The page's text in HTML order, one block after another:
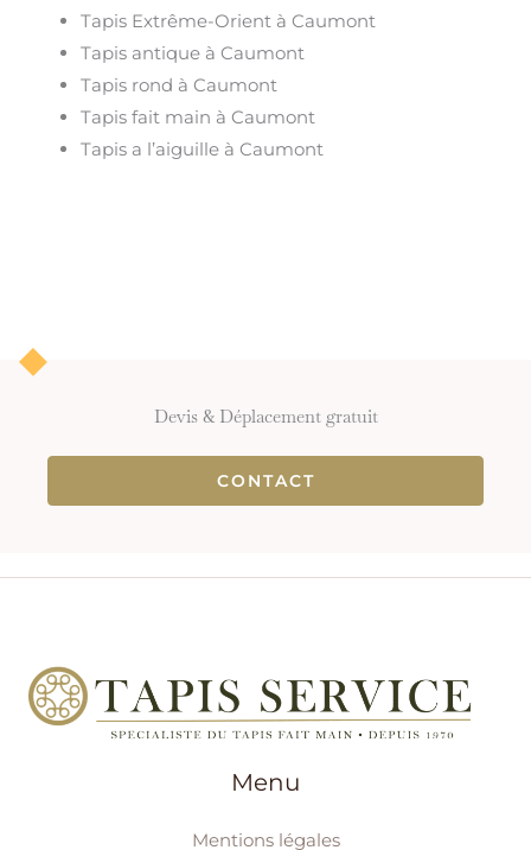
Tapis Extrême-Orient à Caumont
Tapis antique à Caumont
Tapis rond à Caumont
Tapis fait main à Caumont
Tapis a l’aiguille à Caumont
Devis & Déplacement gratuit
CONTACT
Menu
Mentions légales